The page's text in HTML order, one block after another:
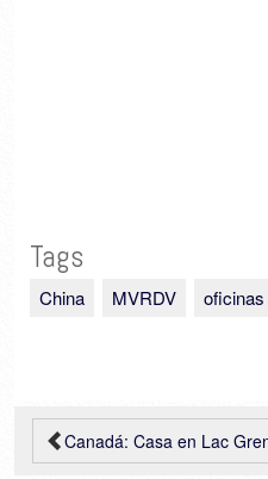
Tags
China MVRDV oficinas
Canadá: Casa en Lac Grenier –